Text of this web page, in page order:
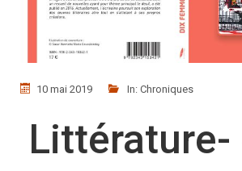
10 mai 2019 In: Chroniques
Littérature-